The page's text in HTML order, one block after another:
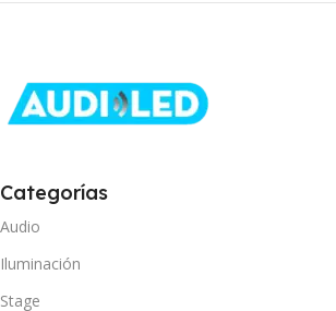
Categorías
Audio
Iluminación
Stage